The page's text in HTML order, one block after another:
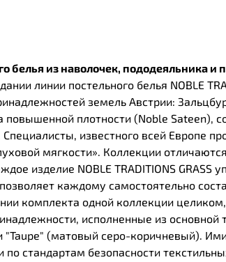
из наволочек, пододеяльника и
линии постельного белья NOBLE
земель Австрии:
плотности (Noble Sateen),
известного всей Европе
мягкости». Коллекции
изделие NOBLE TRADITIONS GRASS
каждому самостоятельно
комплекта одной коллекции
исполненные из основной
"Taupe" (матовый серо-коричневый).
стандартам безопасности